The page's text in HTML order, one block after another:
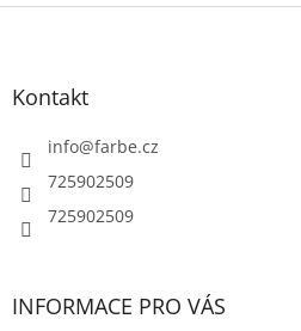
Z
Kontakt
info@farbe.cz
725902509
725902509
INFORMACE PRO VÁS